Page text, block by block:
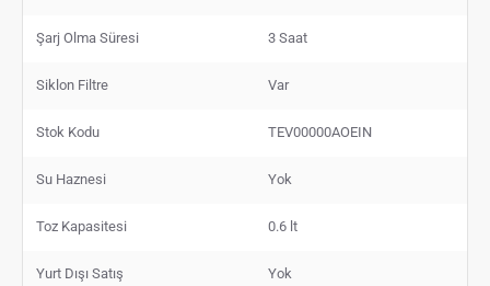
Şarj Olma Süresi 3 Saat
Siklon Filtre Var
Stok Kodu TEV00000AOEIN
Su Haznesi Yok
Toz Kapasitesi 0.6 lt
Yurt Dışı Satış Yok